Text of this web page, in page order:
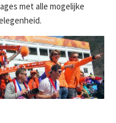
met alle mogelijke